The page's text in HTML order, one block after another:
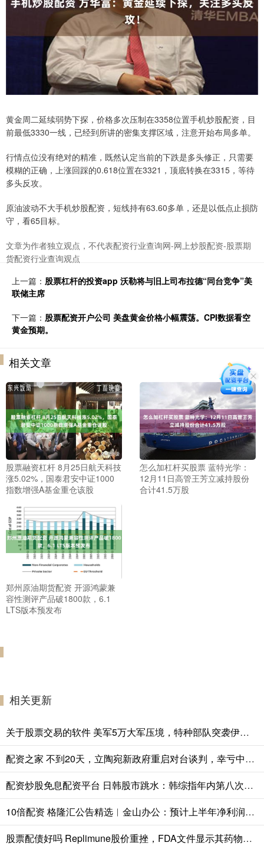
黄金周二延续弱势下探，价格多次压制在3358位置手机炒股配资，目
前最低3330一线，已经到所讲的密集支撑区域，注意开始布局多单。
行情点位没有绝对的精准，既然认定当前的下跌是多头修正，只需要
模糊的正确，上涨回踩的0.618位置在3321，顶底转换在3315，等待
多头反攻。
原油波动不大手机炒股配资，短线持有63.60多单，还是以低点止损防
守，看65目标。
文章为作者独立观点，不代表配资行业查询网-网上炒股配资-股票期
货配资行业查询观点
上一篇： 股票杠杆的投资app 沃勒将与旧上司布拉德“同台竞争”美
联储主席
下一篇： 股票配资开户公司 美盘黄金价格小幅震荡。CPI数据看空
黄金预期。
相关文章
股票融资杠杆 8月25日航天科技
涨5.02%，国泰君安中证1000
指数增强A基金重仓该股
怎么加杠杆买股票 蓝特光学：
12月11日高管王芳立减持股份
合计41.5万股
郑州原油期货配资 开源鸿蒙兼
容性测评产品破1800款，6.1
LTS版本预发布
相关更新
关于股票交易的软件 美军5万大军压境，特种部队突袭伊朗核设施，一场豪赌胜负难料？
配资之家 不到20天，立陶宛新政府重启对台谈判，幸亏中国早留了一手！
配资炒股免息配资平台 日韩股市跳水：韩综指年内第八次熔断，AI泡沫担忧升温
10倍配资 格隆汇公告精选︱金山办公：预计上半年净利润同比增长209.98%到263.89%；甘咨询：不涉及“东数西算”及算力服务等相关业务领域
股票配债好吗 Replimune股价重挫，FDA文件显示其药物面临“ 艰难博弈”